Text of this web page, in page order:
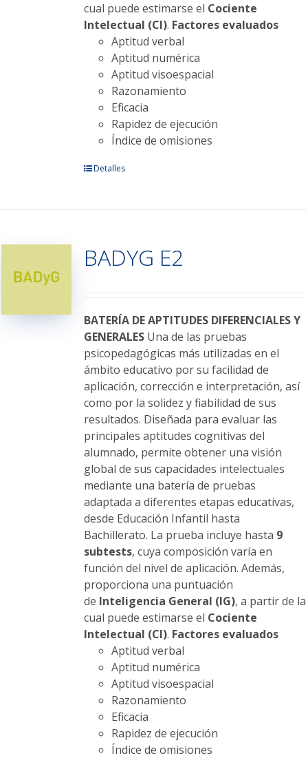
cual puede estimarse el Cociente
Intelectual (CI). Factores evaluados
Aptitud verbal
Aptitud numérica
Aptitud visoespacial
Razonamiento
Eficacia
Rapidez de ejecución
Índice de omisiones
Este
Las
opciones
elegir
en
la
página
de
producto
Detalles
BADYG E2
BATERÍA DE APTITUDES DIFERENCIALES Y
GENERALESUna de las pruebas
psicopedagógicas más utilizadas en el
ámbito educativo por su facilidad de
aplicación, corrección e interpretación, así
como por la solidez y fiabilidad de sus
resultados. Diseñada para evaluar las
principales aptitudes cognitivas del
alumnado, permite obtener una visión
global de sus capacidades intelectuales
mediante una batería de pruebas
adaptada a diferentes etapas educativas,
desde Educación Infantil hasta
Bachillerato. La prueba incluye hasta 9
subtests, cuya composición varía en
función del nivel de aplicación. Además,
proporciona una puntuación
de Inteligencia General (IG), a partir de la
cual puede estimarse el Cociente
Intelectual (CI). Factores evaluados
Aptitud verbal
Aptitud numérica
Aptitud visoespacial
Razonamiento
Eficacia
Rapidez de ejecución
Índice de omisiones